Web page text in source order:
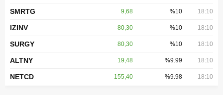
SMRTG 9,68 %10 18:10
IZINV 80,30 %10 18:10
SURGY 80,30 %10 18:10
ALTNY 19,48 %9.99 18:10
NETCD 155,40 %9.98 18:10